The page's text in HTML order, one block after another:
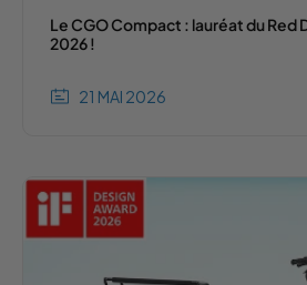
Le CGO Compact : lauréat du Red
2026 !
21 MAI 2026